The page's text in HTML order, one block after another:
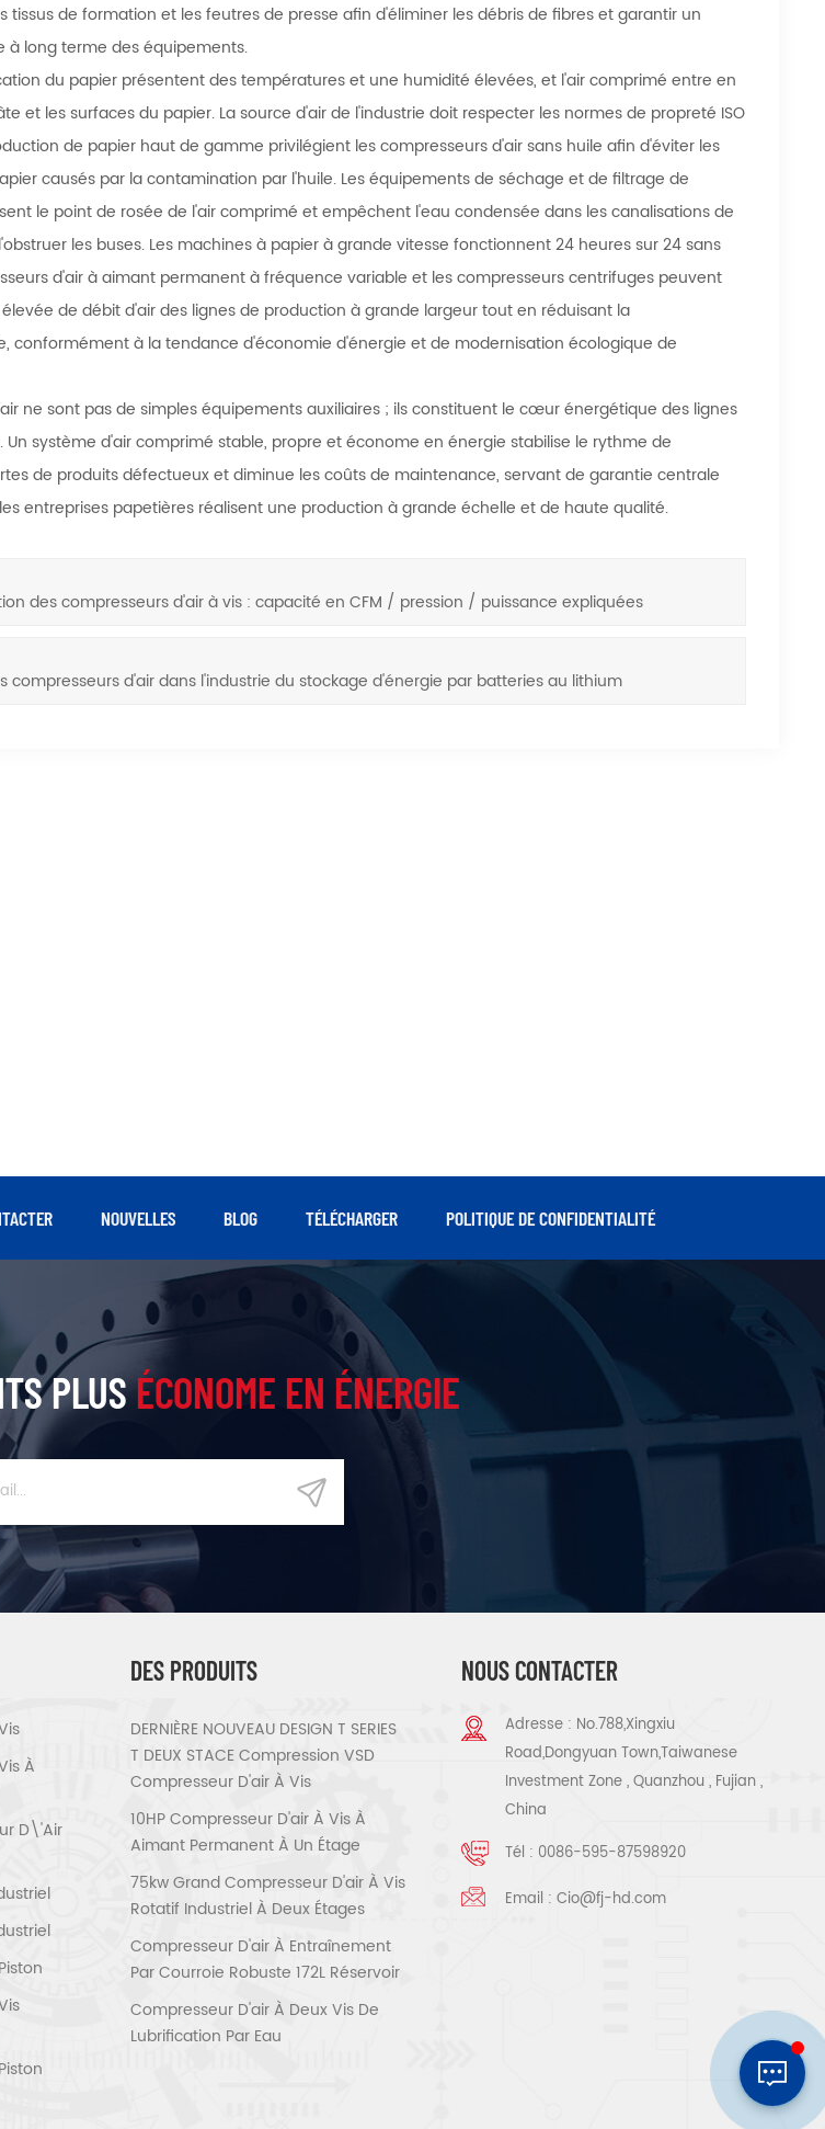
tissus de formation et les feutres de presse afin d'éliminer les débris de fibres et garantir un
long terme des équipements.
du papier présentent des températures et une humidité élevées, et l'air comprimé entre en
et les surfaces du papier. La source d'air de l'industrie doit respecter les normes de propreté ISO
de papier haut de gamme privilégient les compresseurs d'air sans huile afin d'éviter les
causés par la contamination par l'huile. Les équipements de séchage et de filtrage de
le point de rosée de l'air comprimé et empêchent l'eau condensée dans les canalisations de
les buses. Les machines à papier à grande vitesse fonctionnent 24 heures sur 24 sans
d'air à aimant permanent à fréquence variable et les compresseurs centrifuges peuvent
de débit d'air des lignes de production à grande largeur tout en réduisant la
conformément à la tendance d'économie d'énergie et de modernisation écologique de
ne sont pas de simples équipements auxiliaires ; ils constituent le cœur énergétique des lignes
système d'air comprimé stable, propre et économe en énergie stabilise le rythme de
de produits défectueux et diminue les coûts de maintenance, servant de garantie centrale
entreprises papetières réalisent une production à grande échelle et de haute qualité.
des compresseurs d'air à vis : capacité en CFM / pression / puissance expliquées
compresseurs d'air dans l'industrie du stockage d'énergie par batteries au lithium
NOUVELLES BLOG TÉLÉCHARGER POLITIQUE DE CONFIDENTIALITÉ
PLUSÉCONOME EN ÉNERGIE
À
D\'air
DES PRODUITS
DERNIÈRE NOUVEAU DESIGN T SERIES
T DEUX STACE Compression VSD
Compresseur D'air À Vis
10HP Compresseur D'air À Vis À
Aimant Permanent À Un Étage
75kw Grand Compresseur D'air À Vis
Rotatif Industriel À Deux Étages
Compresseur D'air À Entraînement
Par Courroie Robuste 172L Réservoir
Compresseur D'air À Deux Vis De
Lubrification Par Eau
NOUS CONTACTER
Adresse : No.788,Xingxiu
Road,Dongyuan Town,Taiwanese
Investment Zone , Quanzhou , Fujian ,
China
Tél : 0086-595-87598920
Email :Cio@fj-hd.com